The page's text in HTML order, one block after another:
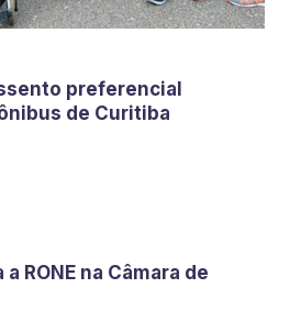
preferencial
de Curitiba
RONE na Câmara de